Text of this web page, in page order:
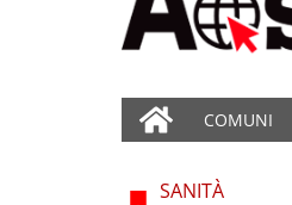
COMUNI
SANITÀ